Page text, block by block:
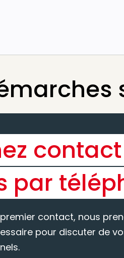
par
contact, nous
pour discuter de